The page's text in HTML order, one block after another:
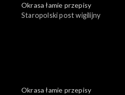
Okrasa łamie przepisy
Staropolski post wigilijny
Okrasa łamie przepisy